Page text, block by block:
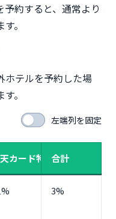
約すると、通常より
。
ホテルを予約した場
。
左端列を固定
カード特典合計
3%